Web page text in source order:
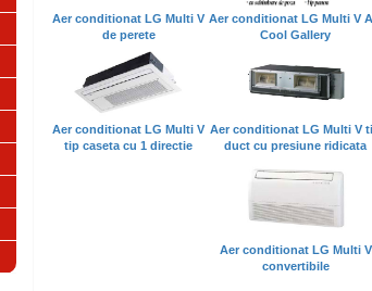
Aer conditionat LG Multi V
de perete
Aer conditionat LG Multi V
Cool Gallery
Aer conditionat LG Multi V
tip caseta cu 1 directie
Aer conditionat LG Multi V
duct cu presiune ridicata
Aer conditionat LG Multi V
convertibile